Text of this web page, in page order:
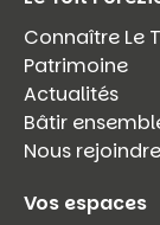
Connaître Le
Patrimoine
Actualités
Bâtir
Nous rejoindre
Vos espaces